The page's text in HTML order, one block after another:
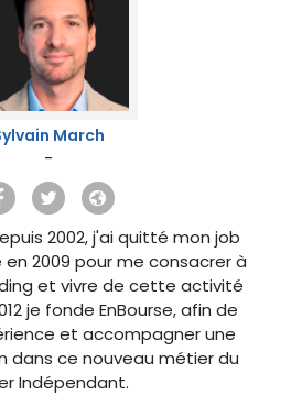
March
-
2002, j'ai quitté mon job
2009 pour me consacrer à
et vivre de cette activité
je fonde EnBourse, afin de
et accompagner une
dans ce nouveau métier du
Indépendant.